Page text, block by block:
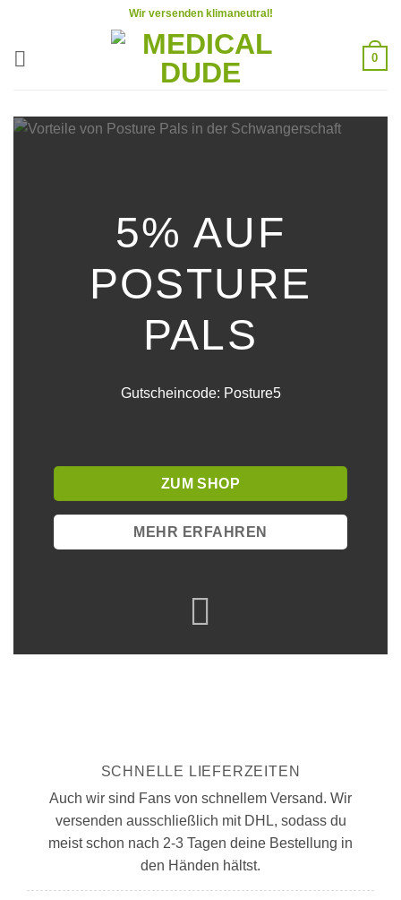
springen
Wir versenden klimaneutral!
0
5% AUF
POSTURE
PALS
Gutscheincode: Posture5
ZUM SHOP
MEHR ERFAHREN
SCHNELLE LIEFERZEITEN
Auch wir sind Fans von schnellem Versand. Wir
versenden ausschließlich mit DHL, sodass du
meist schon nach 2-3 Tagen deine Bestellung in
den Händen hältst.